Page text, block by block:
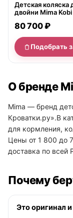
Детская коляска
двойни Mima
80 700 ₽
Подобрать
О бренде
Mima — бренд
Кроватки.ру».В
для кормления,
Цены от 1 800 до
доставка по всей
Почему
Это оригинал